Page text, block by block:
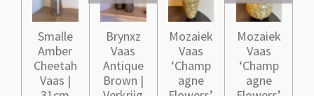
Smalle
Amber
Cheetah
Vaas |
Brynxz
Vaas
Antique
Brown |
Mozaiek
Vaas
‘Champ
agne
Mozaiek
Vaas
‘Champ
agne